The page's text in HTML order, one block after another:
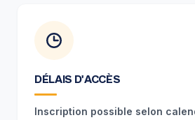
DÉLAIS D'ACCÈS
Inscription possible selon